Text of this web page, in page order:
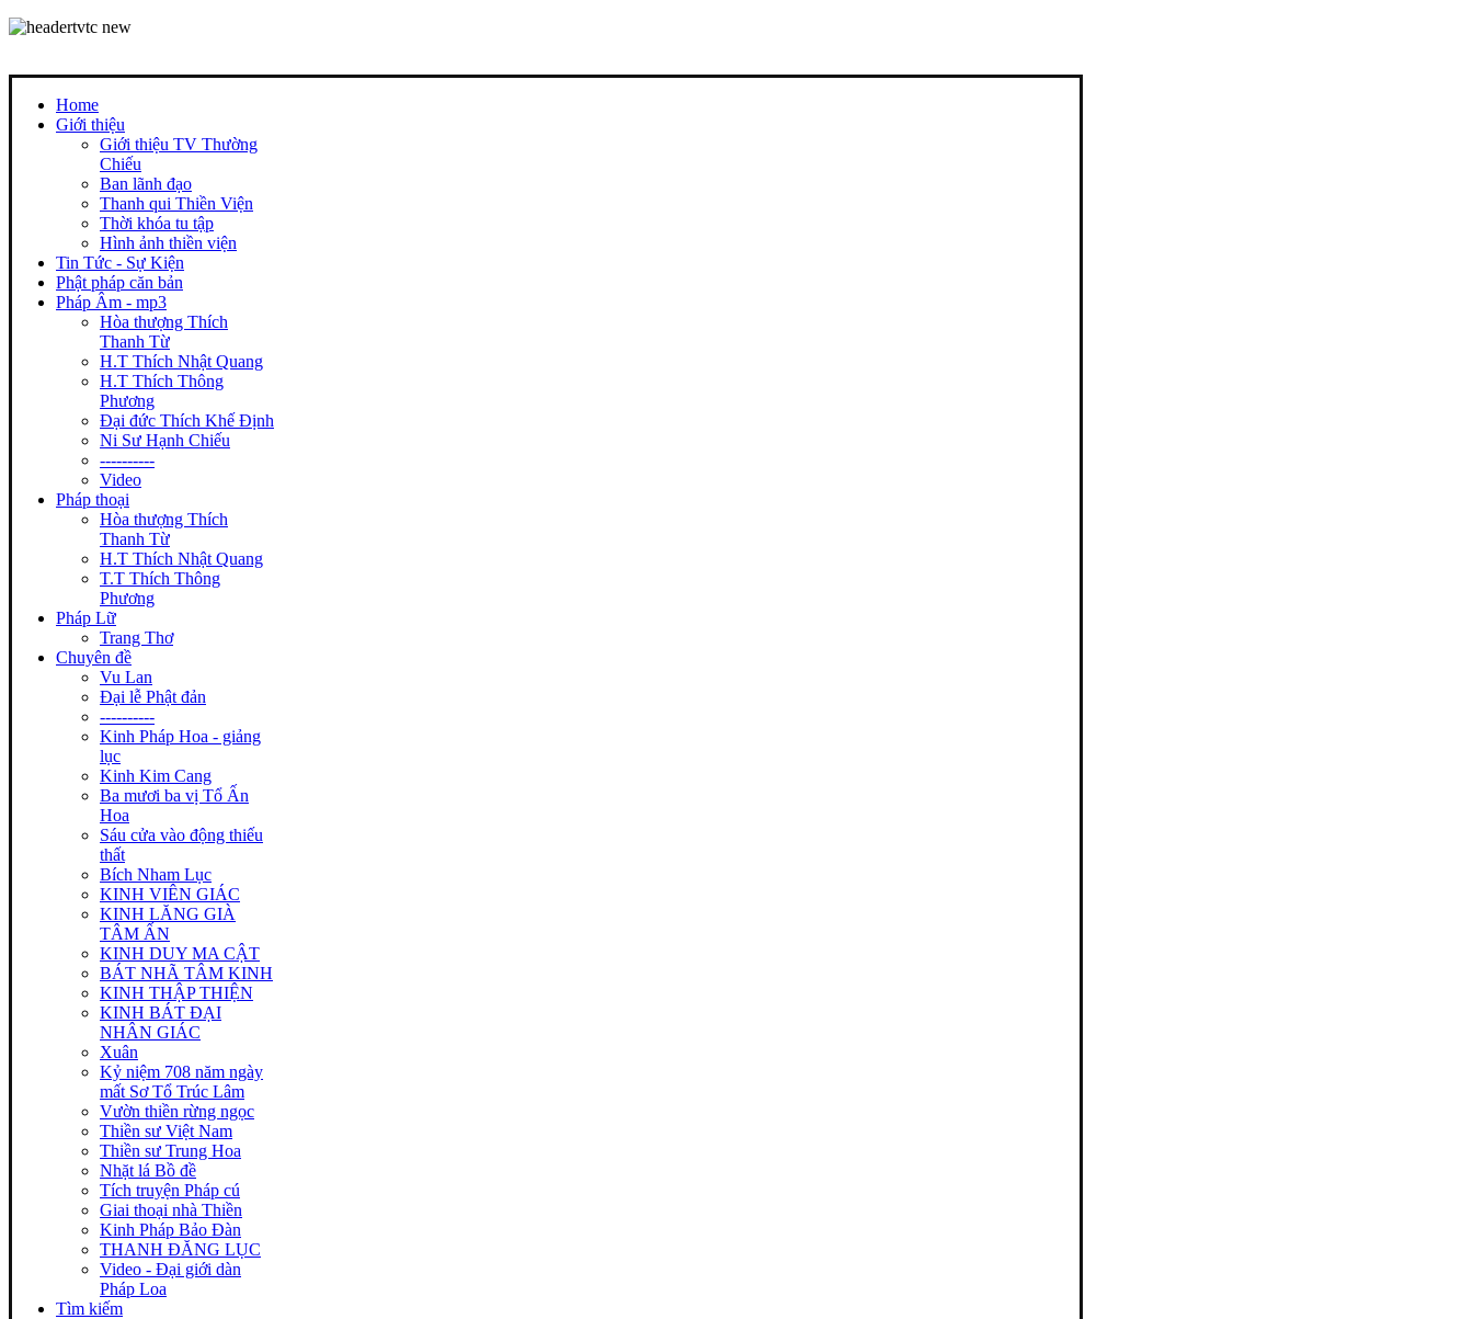
Home
Giới thiệu
Giới thiệu TV Thường
Chiếu
Ban lãnh đạo
Thanh qui Thiền Viện
Thời khóa tu tập
Hình ảnh thiền viện
Tin Tức - Sự Kiện
Phật pháp căn bản
Pháp Âm - mp3
Hòa thượng Thích
Thanh Từ
H.T Thích Nhật Quang
H.T Thích Thông
Phương
Đại đức Thích Khế Định
Ni Sư Hạnh Chiếu
----------
Video
Pháp thoại
Hòa thượng Thích
Thanh Từ
H.T Thích Nhật Quang
T.T Thích Thông
Phương
Pháp Lữ
Trang Thơ
Chuyên đề
Vu Lan
Đại lễ Phật đản
----------
Kinh Pháp Hoa - giảng
lục
Kinh Kim Cang
Ba mươi ba vị Tổ Ấn
Hoa
Sáu cửa vào động thiếu
thất
Bích Nham Lục
KINH VIÊN GIÁC
KINH LĂNG GIÀ
TÂM ẤN
KINH DUY MA CẬT
BÁT NHÃ TÂM KINH
KINH THẬP THIỆN
KINH BÁT ĐẠI
NHÂN GIÁC
Xuân
Kỷ niệm 708 năm ngày
mất Sơ Tổ Trúc Lâm
Vườn thiền rừng ngọc
Thiền sư Việt Nam
Thiền sư Trung Hoa
Nhặt lá Bồ đề
Tích truyện Pháp cú
Giai thoại nhà Thiền
Kinh Pháp Bảo Đàn
THANH ĐĂNG LỤC
Video - Đại giới dàn
Pháp Loa
Tìm kiếm